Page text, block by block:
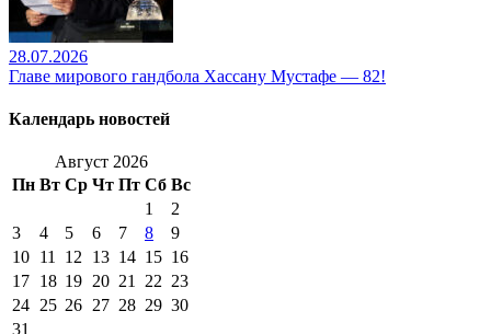
28.07.2026
Главе мирового гандбола Хассану Мустафе — 82!
Календарь новостей
Август 2026
Пн Вт Ср Чт Пт Сб Вс
1
2
3
4 5 6 7 8
9
10 11 12 13 14 15 16
17 18 19 20 21 22 23
24 25 26 27 28 29 30
31